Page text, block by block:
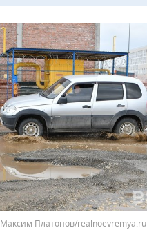
Максим Платонов/realnoevremya.ru